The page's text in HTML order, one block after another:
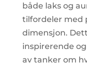
både laks og
tilfordeler med
dimensjon.
inspirerende
av tanker om